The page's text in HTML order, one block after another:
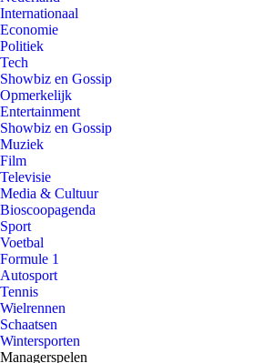
Internationaal
Economie
Politiek
Tech
Showbiz en Gossip
Opmerkelijk
Entertainment
Showbiz en Gossip
Muziek
Film
Televisie
Media & Cultuur
Bioscoopagenda
Sport
Voetbal
Formule 1
Autosport
Tennis
Wielrennen
Schaatsen
Wintersporten
Managerspelen